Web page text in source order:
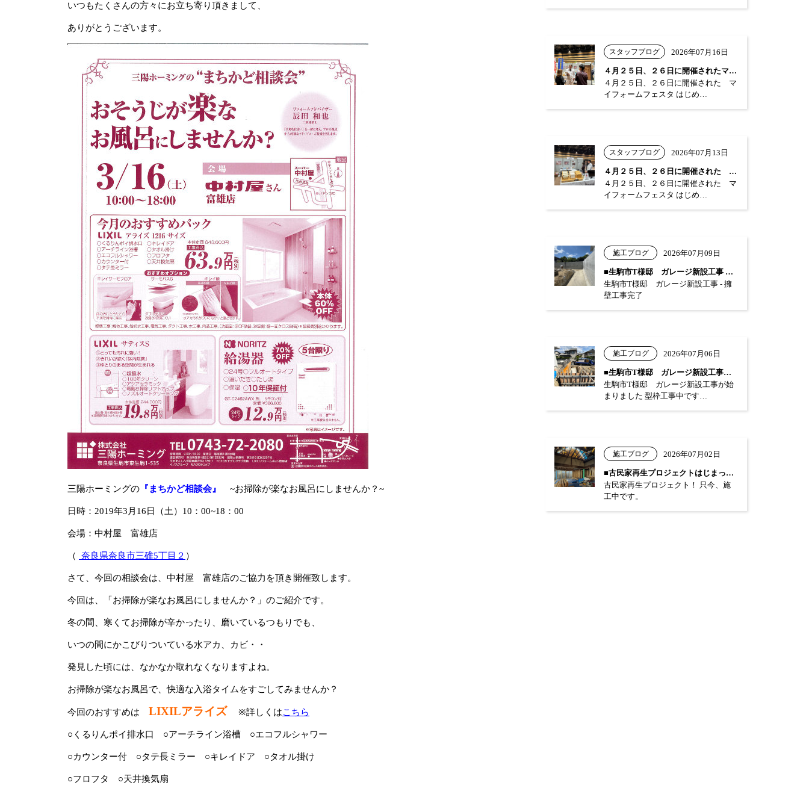
いつもたくさんの方々にお立ち寄り頂きまして、
ありがとうございます。
三陽ホーミングの 『まちかど相談会』 ~お掃除が楽なお風呂にしませんか？~
日時：2019年3月16日（土）10：00~18：00
会場：中村屋 富雄店
（ 奈良県奈良市三碓5丁目２ ）
さて、今回の相談会は、中村屋 富雄店のご協力を頂き開催致します。
今回は、「お掃除が楽なお風呂にしませんか？」のご紹介です。
冬の間、寒くてお掃除が辛かったり、磨いているつもりでも、
いつの間にかこびりついている水アカ、カビ・・
発見した頃には、なかなか取れなくなりますよね。
お掃除が楽なお風呂で、快適な入浴タイムをすごしてみませんか？
今回のおすすめは LIXILアライズ ※詳しくはこちら
○くるりんポイ排水口 ○アーチライン浴槽 ○エコフルシャワー
○カウンター付 ○タテ長ミラー ○キレイドア ○タオル掛け
○フロフタ ○天井換気扇
スタッフブログ 2026年07月16日
４月２５日、２６日に開催されたマイフォー…
４月２５日、２６日に開催された マ
イフォームフェスタ はじめ…
スタッフブログ 2026年07月13日
４月２５日、２６日に開催された マイフォ…
４月２５日、２６日に開催された マ
イフォームフェスタ はじめ…
施工ブログ 2026年07月09日
■生駒市T様邸 ガレージ新設工事 …
生駒市T様邸 ガレージ新設工事 - 擁
壁工事完了
施工ブログ 2026年07月06日
■生駒市T様邸 ガレージ新設工事が始まり…
生駒市T様邸 ガレージ新設工事が始
まりました 型枠工事中です…
施工ブログ 2026年07月02日
■古民家再生プロジェクトはじまっています…
古民家再生プロジェクト！ 只今、施
工中です。